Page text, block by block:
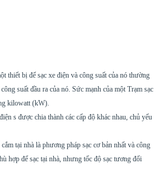
thiết bị để sạc xe điện và công suất của nó thường
suất đầu ra của nó. Sức mạnh của một Trạm sạc
kilowatt (kW).
s được chia thành các cấp độ khác nhau, chủ yếu
tại nhà là phương pháp sạc cơ bản nhất và công
hợp để sạc tại nhà, nhưng tốc độ sạc tương đối